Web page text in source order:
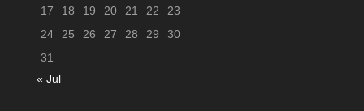
17
18 19 20 21 22
23
24
25 26 27 28 29
30
31
« Jul